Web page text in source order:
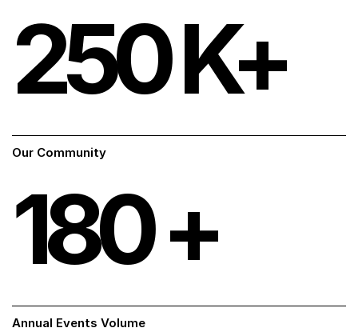
250K+
Our Community
180+
Annual Events Volume